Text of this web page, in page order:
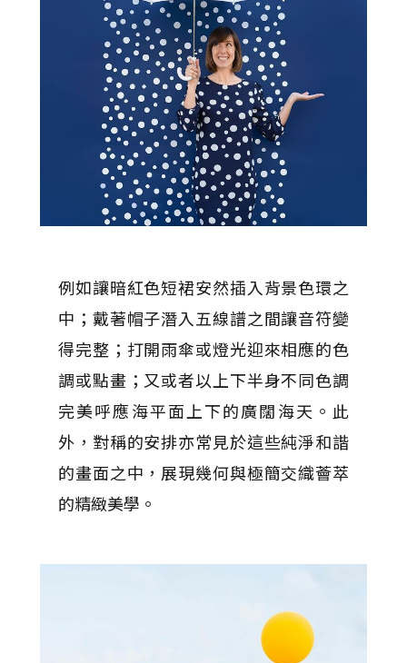
例如讓暗紅色短裙安然插入背景色環之
中；戴著帽子潛入五線譜之間讓音符變
得完整；打開雨傘或燈光迎來相應的色
調或點畫；又或者以上下半身不同色調
完美呼應海平面上下的廣闊海天。此
外，對稱的安排亦常見於這些純淨和諧
的畫面之中，展現幾何與極簡交織薈萃
的精緻美學。